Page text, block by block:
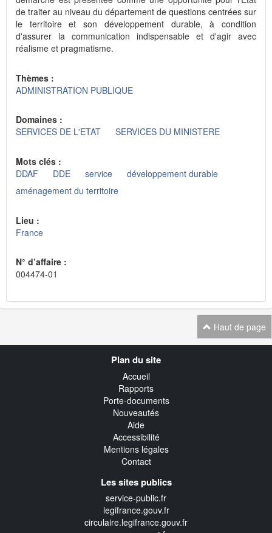
de traiter au niveau du département de questions centrées sur
le territoire et son développement durable, à condition
d'assurer la communication indispensable et d'agir avec
réalisme et pragmatisme.
Thèmes :
ADMINISTRATION PUBLIQUE
Domaines :
SERVICES DE L'ETAT
SERVICES DU MINISTERE
Mots clés :
DDAF
DDE service
développement durable
aménagement du territoire
Lieu :
France
N° d’affaire :
004474-01
Haut de page
Plan du site
Accueil
Rapports
Porte-documents
Nouveautés
Aide
Accessibilité
Mentions légales
Contact
Les sites publics
service-public.fr
legifrance.gouv.fr
circulaire.legifrance.gouv.fr